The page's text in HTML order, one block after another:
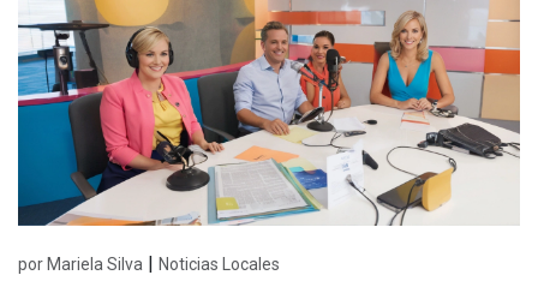
por Mariela Silva | Noticias Locales